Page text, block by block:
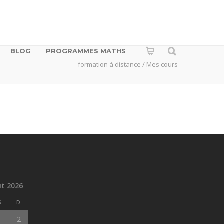
BLOG PROGRAMMES MATHS
formation à distance / Mes cours
2026
D
2